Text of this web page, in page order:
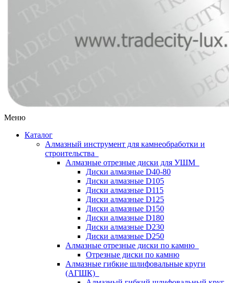
Меню
Каталог
Алмазный инструмент для камнеобработки и
строительства
Алмазные отрезные диски для УШМ
Диски алмазные D40-80
Диски алмазные D105
Диски алмазные D115
Диски алмазные D125
Диски алмазные D150
Диски алмазные D180
Диски алмазные D230
Диски алмазные D250
Алмазные отрезные диски по камню
Отрезные диски по камню
Алмазные гибкие шлифовальные круги
(АГШК)